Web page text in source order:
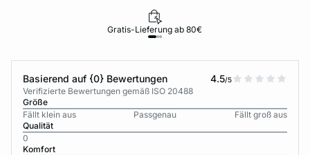
Gratis-Lieferung ab 80€
Basierend auf {0} Bewertungen 4.5/5
Verifizierte Bewertungen gemäß ISO 20488
Größe
Fällt klein aus
Passgenau
Fällt groß aus
Qualität
0
Komfort